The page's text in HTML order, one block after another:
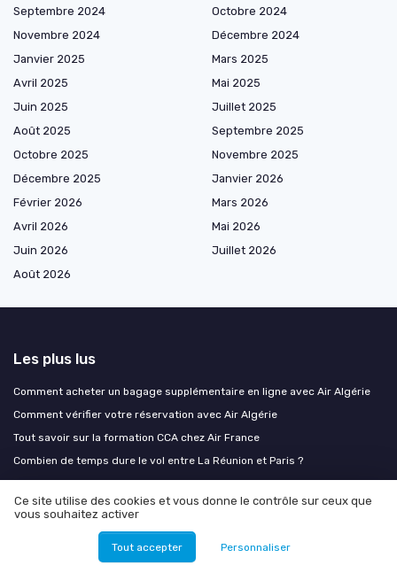
Septembre 2024
Octobre 2024
Novembre 2024
Décembre 2024
Janvier 2025
Mars 2025
Avril 2025
Mai 2025
Juin 2025
Juillet 2025
Août 2025
Septembre 2025
Octobre 2025
Novembre 2025
Décembre 2025
Janvier 2026
Février 2026
Mars 2026
Avril 2026
Mai 2026
Juin 2026
Juillet 2026
Août 2026
Les plus lus
Comment acheter un bagage supplémentaire en ligne avec Air Algérie
Comment vérifier votre réservation avec Air Algérie
Tout savoir sur la formation CCA chez Air France
Combien de temps dure le vol entre La Réunion et Paris ?
Comprendre le salaire d'un pilote chez easyJet
Les derniers articles
PureFlyt, Dragonfly, E-PILOTS : les systèmes d'IA embarquée qui
Ce site utilise des cookies et vous donne le contrôle sur ceux que
vous souhaitez activer
Tout accepter Personnaliser